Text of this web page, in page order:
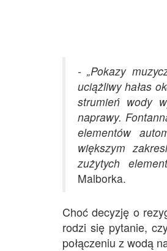
-„Pokazy
uciążliwy hałas
strumień wody
naprawy.
elementów
większym
zużytych
Malborka.
Choć decyzję o
rodzi się pytanie,
połączeniu z wodą